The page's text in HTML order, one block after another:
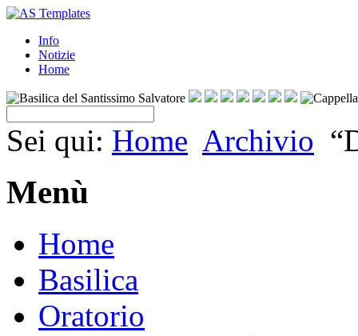
Info
Notizie
Home
Sei qui: Home Archivio
Menù
Home
Basilica
Oratorio